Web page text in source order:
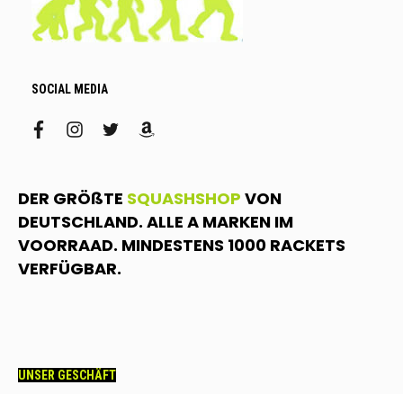
SOCIAL MEDIA
facebookinstagram
twitteramazon
DER GRÖßTE SQUASHSHOP VON
DEUTSCHLAND. ALLE A MARKEN IM
VOORRAAD. MINDESTENS 1000 RACKETS
VERFÜGBAR.
UNSER GESCHÄFT